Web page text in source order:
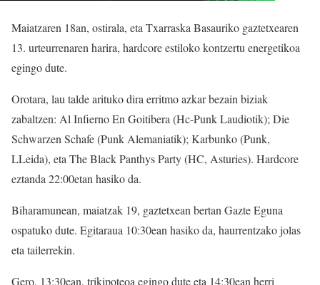
Maiatzaren 18an, ostirala, eta Txarraska Basauriko gaztetxearen
13. urteurrenaren harira, hardcore estiloko kontzertu energetikoa
egingo dute.
Orotara, lau talde arituko dira erritmo azkar bezain biziak
zabaltzen: Al Infierno En Goitibera (Hc-Punk Laudiotik); Die
Schwarzen Schafe (Punk Alemaniatik); Karbunko (Punk,
LLeida), eta The Black Panthys Party (HC, Asturies). Hardcore
eztanda 22:00etan hasiko da.
Biharamunean, maiatzak 19, gaztetxean bertan Gazte Eguna
ospatuko dute. Egitaraua 10:30ean hasiko da, haurrentzako jolas
eta tailerrekin.
Gero, 13:30ean, trikipoteoa egingo dute eta 14:30ean herri